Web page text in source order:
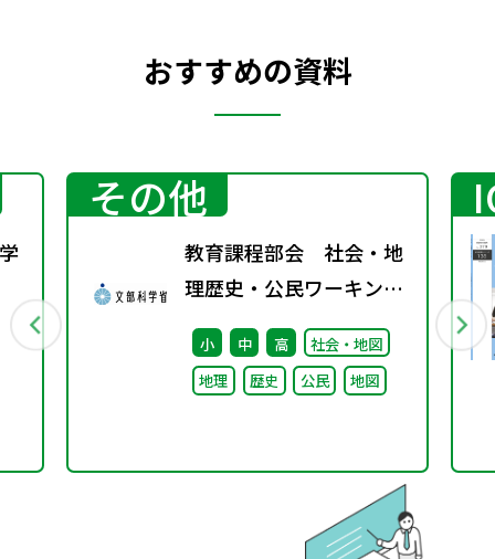
おすすめの資料
その他
教育課程部会 社会・地
理歴史・公民ワーキング
（第3回） 配付資料
小 中 高
社会・地図
地理
歴史 公民 地図